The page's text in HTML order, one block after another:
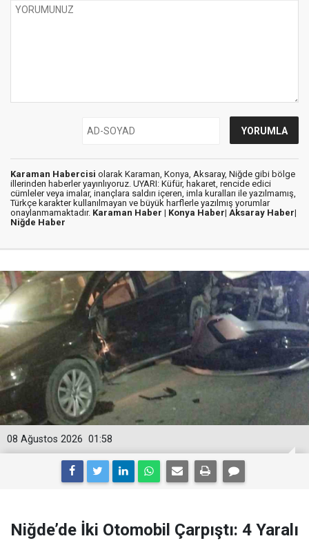
Karaman Habercisi olarak Karaman, Konya, Aksaray, Niğde gibi bölge
illerinden haberler yayınlıyoruz. UYARI: Küfür, hakaret, rencide edici
cümleler veya imalar, inançlara saldırı içeren, imla kuralları ile yazılmamış,
Türkçe karakter kullanılmayan ve büyük harflerle yazılmış yorumlar
onaylanmamaktadır. Karaman Haber | Konya Haber| Aksaray Haber|
Niğde Haber
01:58
08 Ağustos 2026
Niğde’de İki Otomobil Çarpıştı: 4 Yaralı